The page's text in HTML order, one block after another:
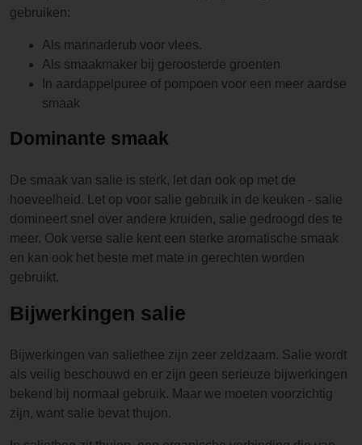
gebruiken:
Als marinaderub voor vlees.
Als smaakmaker bij geroosterde groenten
In aardappelpuree of pompoen voor een meer aardse
smaak
Dominante smaak
De smaak van salie is sterk, let dan ook op met de
hoeveelheid. Let op voor salie gebruik in de keuken - salie
domineert snel over andere kruiden, salie gedroogd des te
meer. Ook verse salie kent een sterke aromatische smaak
en kan ook het beste met mate in gerechten worden
gebruikt.
Bijwerkingen salie
Bijwerkingen van saliethee zijn zeer zeldzaam. Salie wordt
als veilig beschouwd en er zijn geen serieuze bijwerkingen
bekend bij normaal gebruik. Maar we moeten voorzichtig
zijn, want salie bevat thujon.